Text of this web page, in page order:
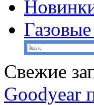
Свежие
Goodyear